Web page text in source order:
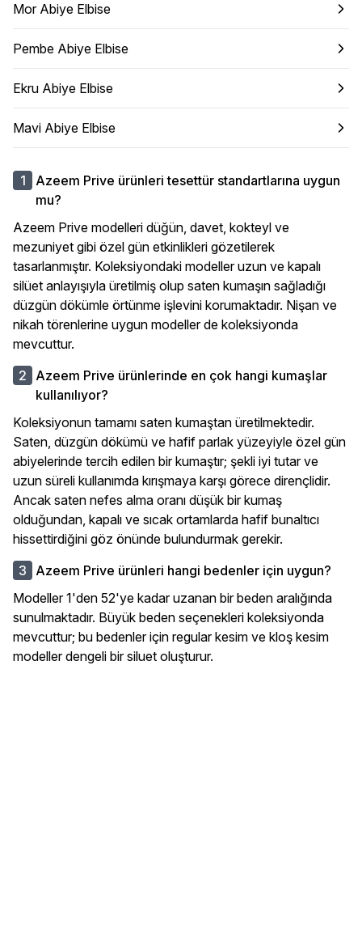
Mor Abiye Elbise
Pembe Abiye Elbise
Ekru Abiye Elbise
Mavi Abiye Elbise
Azeem Prive ürünleri tesettür standartlarına uygun
mu?
Azeem Prive modelleri düğün, davet, kokteyl ve
mezuniyet gibi özel gün etkinlikleri gözetilerek
tasarlanmıştır. Koleksiyondaki modeller uzun ve kapalı
silüet anlayışıyla üretilmiş olup saten kumaşın sağladığı
düzgün dökümle örtünme işlevini korumaktadır. Nişan ve
nikah törenlerine uygun modeller de koleksiyonda
mevcuttur.
Azeem Prive ürünlerinde en çok hangi kumaşlar
kullanılıyor?
Koleksiyonun tamamı saten kumaştan üretilmektedir.
Saten, düzgün dökümü ve hafif parlak yüzeyiyle özel gün
abiyelerinde tercih edilen bir kumaştır; şekli iyi tutar ve
uzun süreli kullanımda kırışmaya karşı görece dirençlidir.
Ancak saten nefes alma oranı düşük bir kumaş
olduğundan, kapalı ve sıcak ortamlarda hafif bunaltıcı
hissettirdiğini göz önünde bulundurmak gerekir.
Azeem Prive ürünleri hangi bedenler için uygun?
Modeller 1'den 52'ye kadar uzanan bir beden aralığında
sunulmaktadır. Büyük beden seçenekleri koleksiyonda
mevcuttur; bu bedenler için regular kesim ve kloş kesim
modeller dengeli bir siluet oluşturur.